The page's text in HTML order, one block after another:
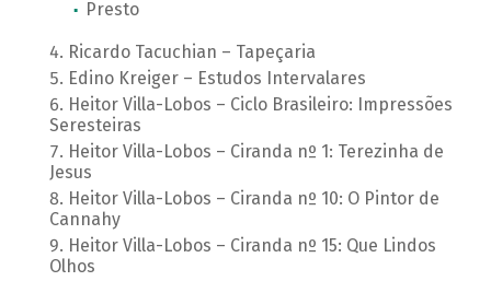
Presto
Ricardo Tacuchian – Tapeçaria
Edino Kreiger – Estudos Intervalares
Heitor Villa-Lobos – Ciclo Brasileiro: Impressões
Seresteiras
Heitor Villa-Lobos – Ciranda nº 1: Terezinha de
Jesus
Heitor Villa-Lobos – Ciranda nº 10: O Pintor de
Cannahy
Heitor Villa-Lobos – Ciranda nº 15: Que Lindos
Olhos